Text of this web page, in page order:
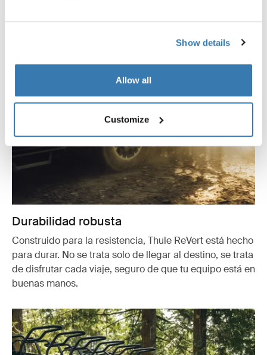
Show details
Allow all
Customize
Durabilidad robusta
Construido para la resistencia, Thule ReVert está hecho
para durar. No se trata solo de llegar al destino, se trata
de disfrutar cada viaje, seguro de que tu equipo está en
buenas manos.